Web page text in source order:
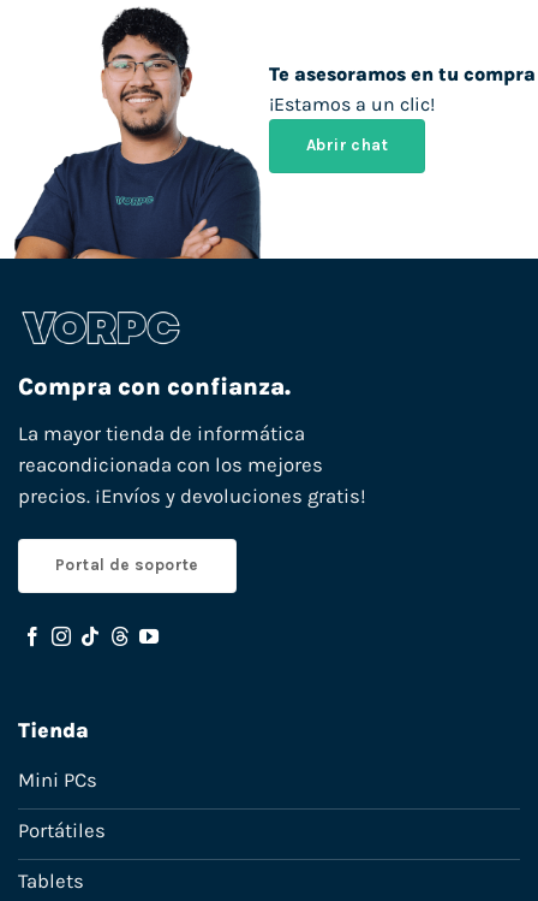
Te asesoramos en tu compra
¡Estamos a un clic!
Abrir chat
Compra con confianza.
La mayor tienda de informática
reacondicionada con los mejores
precios. ¡Envíos y devoluciones gratis!
Portal de soporte
Tienda
Mini PCs
Portátiles
Tablets